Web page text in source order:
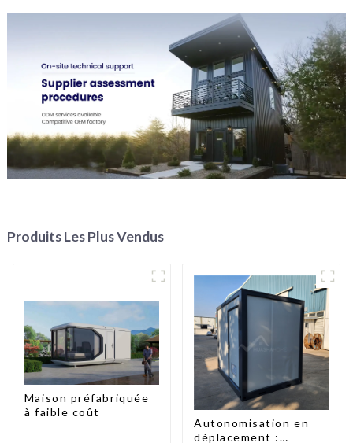
Produits Les Plus Vendus
Maison préfabriquée
à faible coût
Autonomisation en
déplacement :